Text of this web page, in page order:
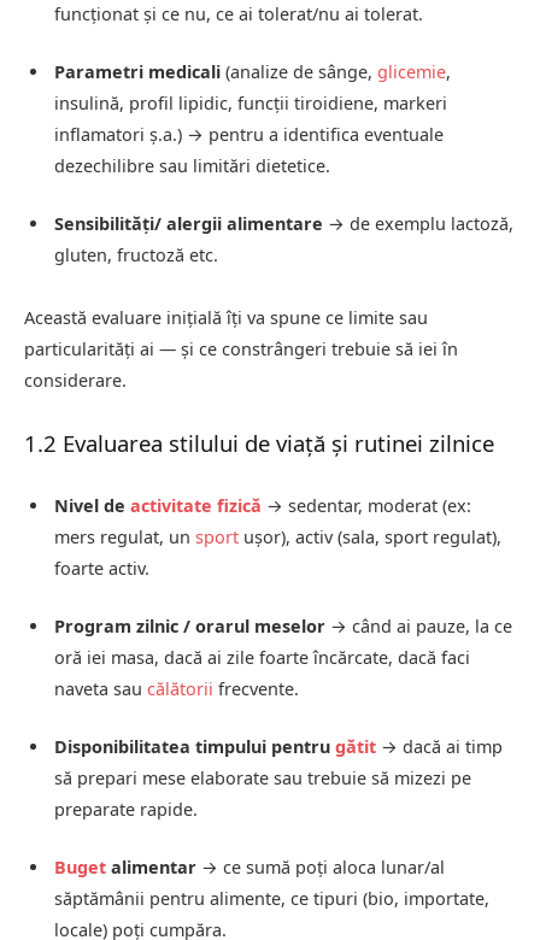
funcționat și ce nu, ce ai tolerat/nu ai tolerat.
Parametri medicali (analize de sânge, glicemie,
insulină, profil lipidic, funcții tiroidiene, markeri
inflamatori ș.a.) → pentru a identifica eventuale
dezechilibre sau limitări dietetice.
Sensibilități/ alergii alimentare → de exemplu lactoză,
gluten, fructoză etc.
Această evaluare inițială îți va spune ce limite sau
particularități ai — și ce constrângeri trebuie să iei în
considerare.
1.2 Evaluarea stilului de viață și rutinei zilnice
Nivel de activitate fizică → sedentar, moderat (ex:
mers regulat, un sport ușor), activ (sala, sport regulat),
foarte activ.
Program zilnic / orarul meselor → când ai pauze, la ce
oră iei masa, dacă ai zile foarte încărcate, dacă faci
naveta sau călătorii frecvente.
Disponibilitatea timpului pentru gătit → dacă ai timp
să prepari mese elaborate sau trebuie să mizezi pe
preparate rapide.
Buget alimentar → ce sumă poți aloca lunar/al
săptămânii pentru alimente, ce tipuri (bio, importate,
locale) poți cumpăra.